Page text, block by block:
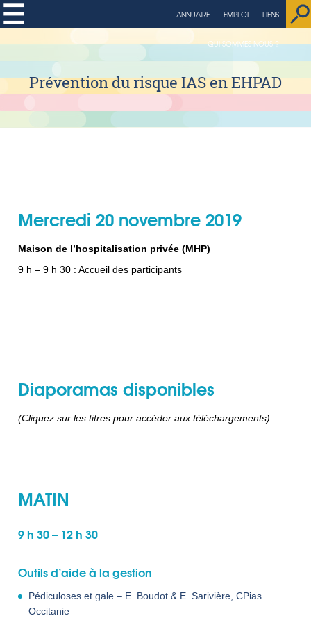
LIENS
EMPLOI
ANNUAIRE
QUI SOMMES NOUS ?
string(4) "page"
Prévention du risque IAS en EHPAD
Mercredi 20 novembre 2019
Maison de l’hospitalisation privée (MHP)
9 h – 9 h 30 : Accueil des participants
Diaporamas disponibles
(Cliquez sur les titres pour accéder aux téléchargements)
MATIN
9 h 30 – 12 h 30
Outils d’aide à la gestion
Pédiculoses et gale – E. Boudot & E. Sarivière, CPias
Occitanie